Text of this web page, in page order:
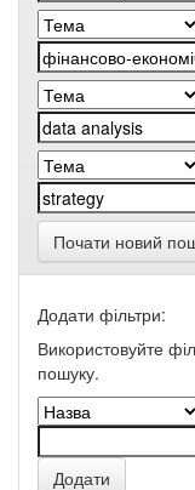
Почати новий
Додати фільтри:
Використовуйте
пошуку.